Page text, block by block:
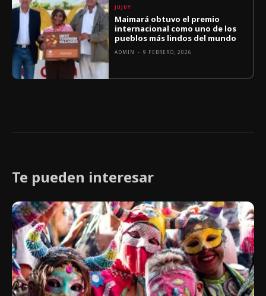
JUJUY
Maimará obtuvo el premio
internacional como uno de los
pueblos más lindos del mundo
ADMIN - 9 FEBRERO, 2026
Te pueden interesar